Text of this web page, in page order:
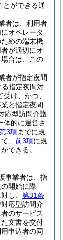
とができる通
者は、利用者
オペレータ
めの端末機
が適切にオ
合は、この
者が指定夜間
る指定夜間対
け、かつ、
と指定夜間
応型訪問介護
体的に運営さ
3項までに規
、 前3項に規
できる。
事業者は、指
開始に際
し、 第31条
応型訪問介
のサービス
文書を交付
申込者の同